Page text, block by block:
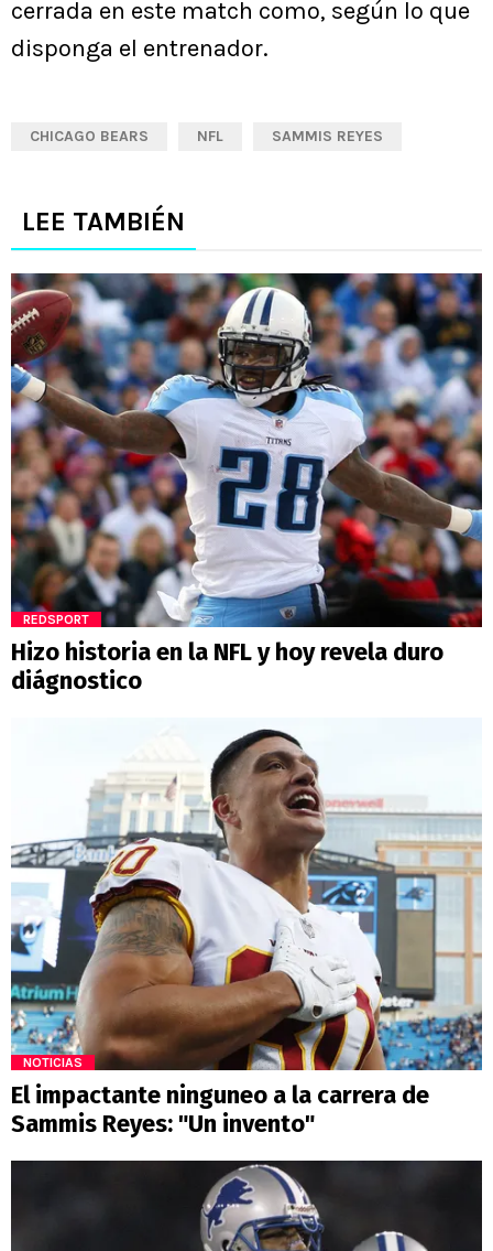
cerrada en este match como, según lo que
disponga el entrenador.
CHICAGO BEARS NFL SAMMIS REYES
LEE TAMBIÉN
REDSPORT
Hizo historia en la NFL y hoy revela duro
diágnostico
NOTICIAS
El impactante ninguneo a la carrera de
Sammis Reyes: "Un invento"